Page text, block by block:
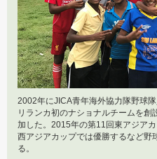
2015年4月20日
ネパール野球の現
2017年4月7日
スリランカ野球の
2002年にJICA青年海外協力隊野球
リランカ初のナショナルチームを
加した。2015年の第11回東アジア
西アジアカップでは優勝するなど野
る。